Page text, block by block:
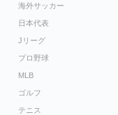
海外サッカー
日本代表
Jリーグ
プロ野球
MLB
ゴルフ
テニス